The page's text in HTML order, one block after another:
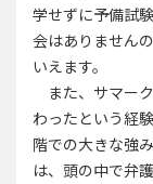
学せずに予備試
会はありません
いえます。
また、サマー
わったという経
階での大きな強
は、頭の中で弁